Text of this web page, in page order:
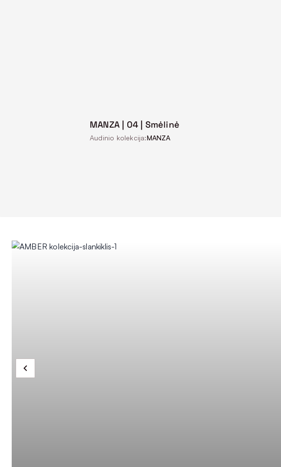
MANZA | 04 | Smėlinė
Audinio kolekcija:MANZA